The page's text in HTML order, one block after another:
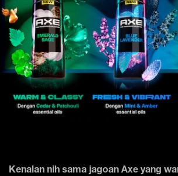
Kenalan nih sama jagoan Axe yang